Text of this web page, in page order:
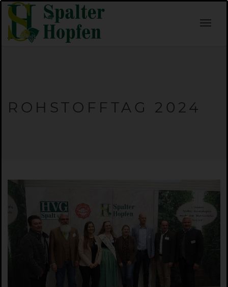
ROHSTOFFTAG 2024